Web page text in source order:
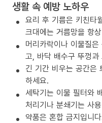
생활 속 예방 노하우
요리 후 기름은 키친타
크대에는 거름망을 항
머리카락이나 이물질
고, 바닥 배수구 뚜껑
긴 기간 비우는 공간은
하세요.
세탁기는 이물 필터와
처리기나 분쇄기는 사
약품은 혼합 금지입니